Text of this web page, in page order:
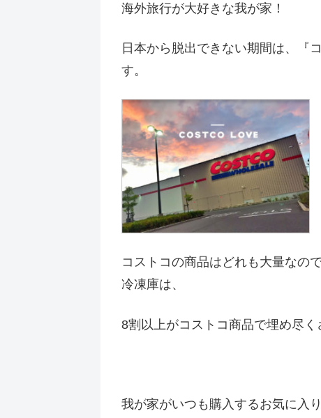
海外旅行が大好きな我が家！
日本から脱出できない期間は、『コ
す。
コストコの商品はどれも大量なの
冷凍庫は、
8割以上がコストコ商品で埋め尽く
我が家がいつも購入するお気に入